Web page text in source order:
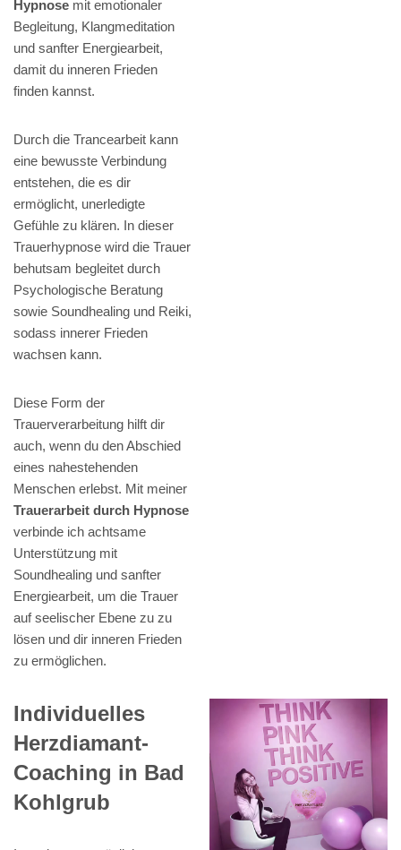
Hypnose mit emotionaler
Begleitung, Klangmeditation
und sanfter Energiearbeit,
damit du inneren Frieden
finden kannst.
Durch die Trancearbeit kann
eine bewusste Verbindung
entstehen, die es dir
ermöglicht, unerledigte
Gefühle zu klären. In dieser
Trauerhypnose wird die Trauer
behutsam begleitet durch
Psychologische Beratung
sowie Soundhealing und Reiki,
sodass innerer Frieden
wachsen kann.
Diese Form der
Trauerverarbeitung hilft dir
auch, wenn du den Abschied
eines nahestehenden
Menschen erlebst. Mit meiner
Trauerarbeit durch Hypnose
verbinde ich achtsame
Unterstützung mit
Soundhealing und sanfter
Energiearbeit, um die Trauer
auf seelischer Ebene zu zu
lösen und dir inneren Frieden
zu ermöglichen.
Individuelles
Herzdiamant-
Coaching in Bad
Kohlgrub